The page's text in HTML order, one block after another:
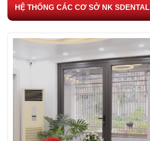
HỆ THỐNG CÁC CƠ SỞ NK SDENTAL